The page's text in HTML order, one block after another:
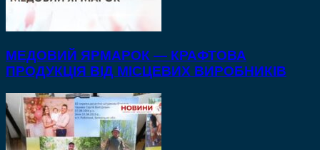
МЕДОВИЙ ЯРМАРОК — КРАФТОВА
ПРОДУКЦІЯ ВІД МІСЦЕВИХ ВИРОБНИКІВ